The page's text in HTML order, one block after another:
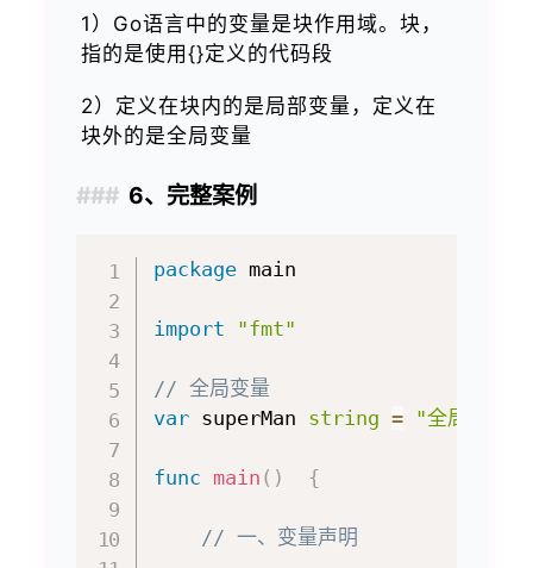
1）Go语言中的变量是块作用域。块，
指的是使用{}定义的代码段
2）定义在块内的是局部变量，定义在
块外的是全局变量
6、完整案例
package main
import "fmt"
// 全局变量
var superMan string = "全局变量
func main ( ) {
// 一、变量声明